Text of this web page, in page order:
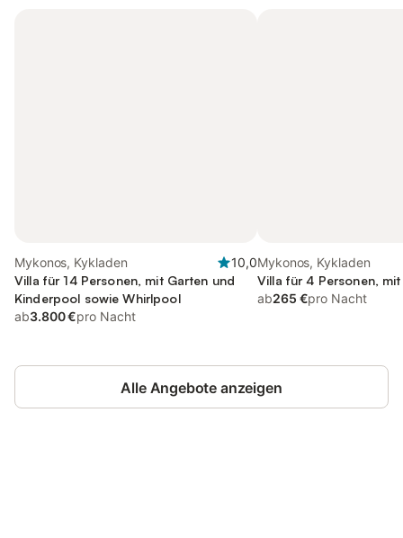
Mykonos, Kykladen
10,0
Villa für 14 Personen, mit Garten und
Kinderpool sowie Whirlpool
ab3.800 €pro Nacht
Mykonos, Kykladen
Villa für 4 Personen,
ab265 €pro Nacht
Alle Angebote anzeigen